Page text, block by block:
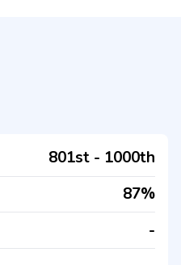
801st - 1000th
87%
-